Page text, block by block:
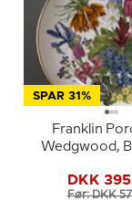
SPAR 31%
Franklin
Wedgwood,
DKK
Før: DKK